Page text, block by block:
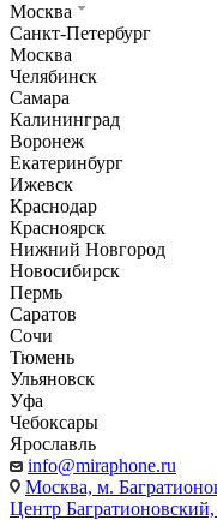
Москва
Санкт-Петербург
Москва
Челябинск
Самара
Калининград
Воронеж
Екатеринбург
Ижевск
Краснодар
Красноярск
Нижний Новгород
Новосибирск
Пермь
Саратов
Сочи
Тюмень
Ульяновск
Уфа
Чебоксары
Ярославль
info@miraphone.ru
Москва, м.
Центр